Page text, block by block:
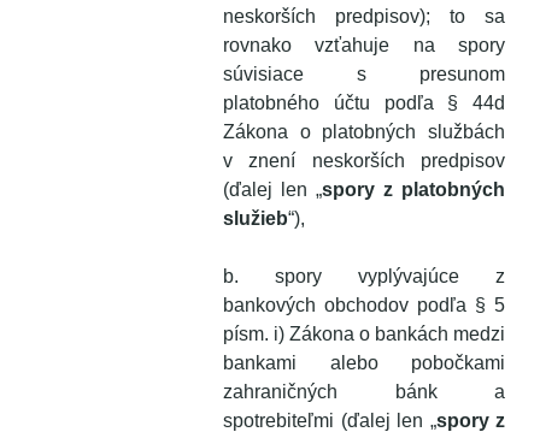
neskorších predpisov); to sa
rovnako vzťahuje na spory
súvisiace s presunom
platobného účtu podľa § 44d
Zákona o platobných službách
v znení neskorších predpisov
(ďalej len „spory z platobných
služieb“),
b. spory vyplývajúce z
bankových obchodov podľa § 5
písm. i) Zákona o bankách medzi
bankami alebo pobočkami
zahraničných bánk a
spotrebiteľmi (ďalej len „spory z